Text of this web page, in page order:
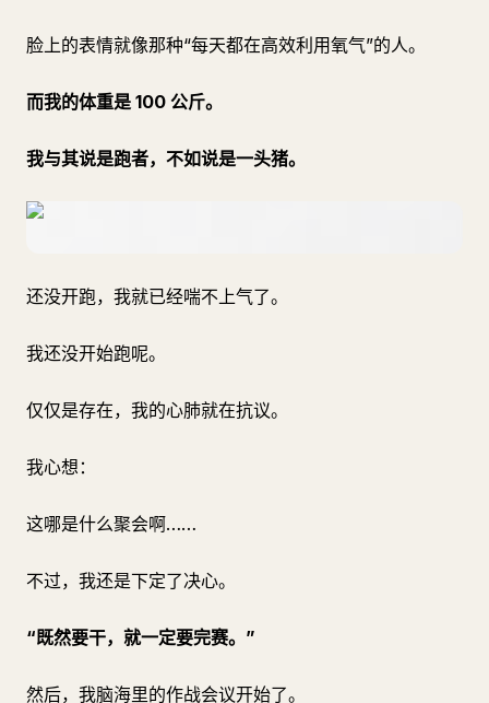
脸上的表情就像那种“每天都在高效利用氧气”的人。
而我的体重是 100 公斤。
我与其说是跑者，不如说是一头猪。
还没开跑，我就已经喘不上气了。
我还没开始跑呢。
仅仅是存在，我的心肺就在抗议。
我心想：
这哪是什么聚会啊……
不过，我还是下定了决心。
“既然要干，就一定要完赛。”
然后，我脑海里的作战会议开始了。